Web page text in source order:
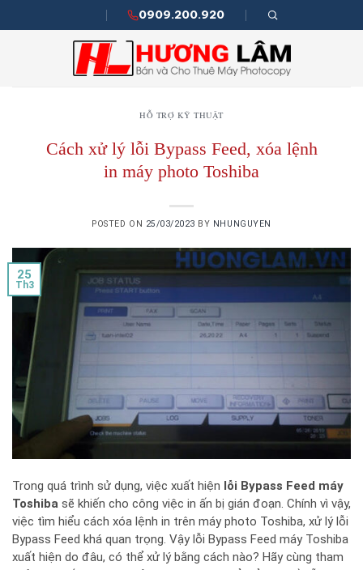
0909.200.920
HỖ TRỢ KỸ THUẬT
Cách xử lý lỗi Bypass Feed, xóa lệnh
in máy photo Toshiba
POSTED ON 25/03/2023 BY NHUNGUYEN
25
Th3
Trong quá trình sử dụng, việc xuất hiện lỗi Bypass Feed máy
Toshiba sẽ khiến cho công việc in ấn bị gián đoạn. Chính vì vậy,
việc tìm hiểu cách xóa lệnh in trên máy photo Toshiba, xử lý lỗi
Bypass Feed khá quan trọng. Vậy lỗi Bypass Feed máy Toshiba
xuất hiện do đâu, có thể xử lý bằng cách nào? Hãy cùng tham